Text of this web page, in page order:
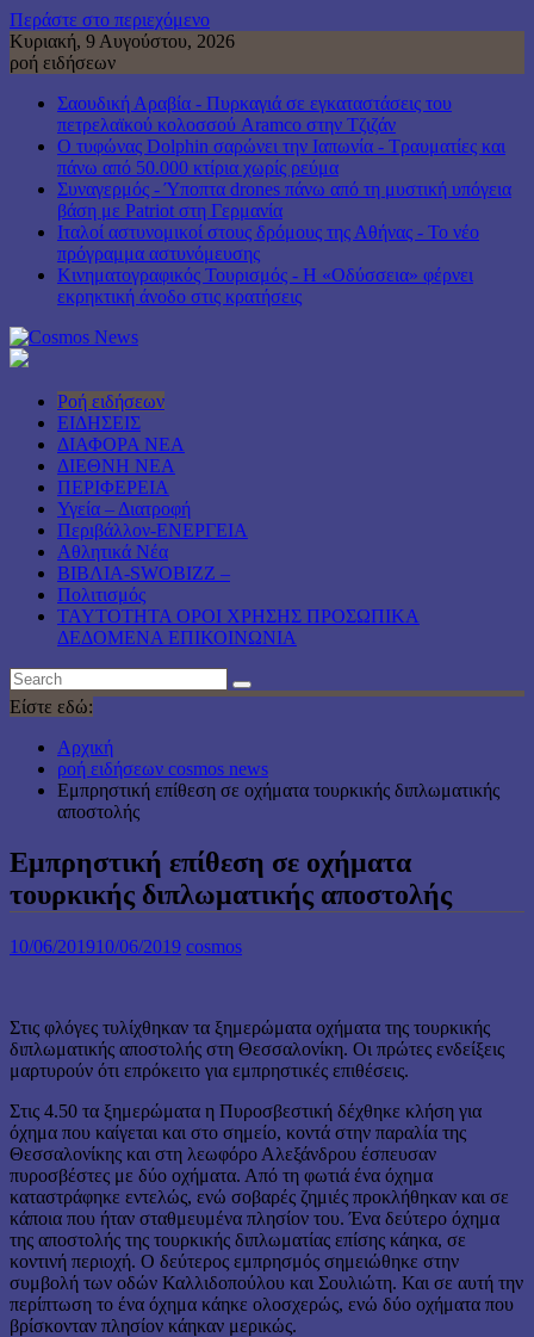
Περάστε στο περιεχόμενο
Κυριακή, 9 Αυγούστου, 2026
ροή ειδήσεων
Σαουδική Αραβία - Πυρκαγιά σε εγκαταστάσεις του
πετρελαϊκού κολοσσού Aramco στην Τζιζάν
Ο τυφώνας Dolphin σαρώνει την Ιαπωνία - Τραυματίες και
πάνω από 50.000 κτίρια χωρίς ρεύμα
Συναγερμός - Ύποπτα drones πάνω από τη μυστική υπόγεια
βάση με Patriot στη Γερμανία
Ιταλοί αστυνομικοί στους δρόμους της Αθήνας - Το νέο
πρόγραμμα αστυνόμευσης
Κινηματογραφικός Τουρισμός - Η «Οδύσσεια» φέρνει
εκρηκτική άνοδο στις κρατήσεις
Ροή ειδήσεων
ΕΙΔΗΣΕΙΣ
ΔΙΑΦΟΡΑ ΝΕΑ
ΔΙΕΘΝΗ ΝΕΑ
ΠΕΡΙΦΕΡΕΙΑ
Υγεία – Διατροφή
Περιβάλλον-ΕΝΕΡΓΕΙΑ
Αθλητικά Νέα
ΒΙΒΛΙΑ-SWOBIZZ –
Πολιτισμός
TAYTOTHTA ΟΡΟΙ ΧΡΗΣΗΣ ΠΡΟΣΩΠΙΚΑ
ΔΕΔΟΜΕΝΑ ΕΠΙΚΟΙΝΩΝΙΑ
Είστε εδώ:
Αρχική
ροή ειδήσεων cosmos news
Εμπρηστική επίθεση σε οχήματα τουρκικής διπλωματικής
αποστολής
Εμπρηστική επίθεση σε οχήματα
τουρκικής διπλωματικής αποστολής
10/06/201910/06/2019 cosmos
Στις φλόγες τυλίχθηκαν τα ξημερώματα οχήματα της τουρκικής
διπλωματικής αποστολής στη Θεσσαλονίκη. Οι πρώτες ενδείξεις
μαρτυρούν ότι επρόκειτο για εμπρηστικές επιθέσεις.
Στις 4.50 τα ξημερώματα η Πυροσβεστική δέχθηκε κλήση για
όχημα που καίγεται και στο σημείο, κοντά στην παραλία της
Θεσσαλονίκης και στη λεωφόρο Αλεξάνδρου έσπευσαν
πυροσβέστες με δύο οχήματα. Από τη φωτιά ένα όχημα
καταστράφηκε εντελώς, ενώ σοβαρές ζημιές προκλήθηκαν και σε
κάποια που ήταν σταθμευμένα πλησίον του. Ένα δεύτερο όχημα
της αποστολής της τουρκικής διπλωματίας επίσης κάηκα, σε
κοντινή περιοχή. Ο δεύτερος εμπρησμός σημειώθηκε στην
συμβολή των οδών Καλλιδοπούλου και Σουλιώτη. Και σε αυτή την
περίπτωση το ένα όχημα κάηκε ολοσχερώς, ενώ δύο οχήματα που
βρίσκονταν πλησίον κάηκαν μερικώς.